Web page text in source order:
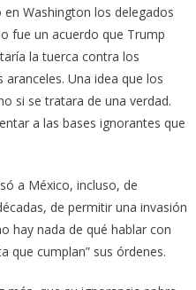
Washington los delegados
fue un acuerdo que Trump
la tuerca contra los
Una idea que los
si se tratara de una verdad.
a las bases ignorantes que
a México, incluso, de
de permitir una invasión
hay nada de qué hablar con
que cumplan” sus órdenes.